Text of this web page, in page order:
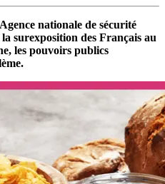
nationale de sécurité
surexposition des Français au
les pouvoirs publics